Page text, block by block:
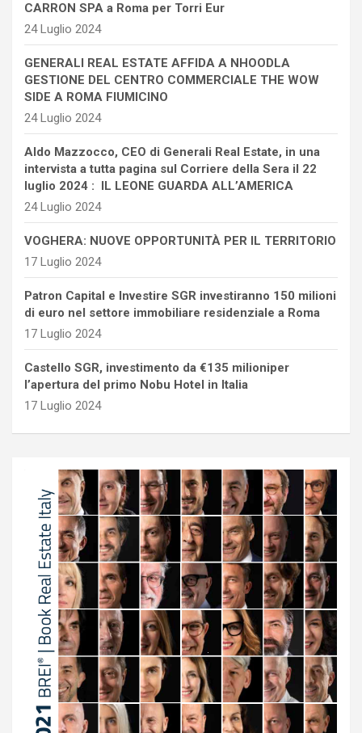
CARRON SPA a Roma per Torri Eur
24 Luglio 2024
GENERALI REAL ESTATE AFFIDA A NHOODLA
GESTIONE DEL CENTRO COMMERCIALE THE WOW
SIDE A ROMA FIUMICINO
24 Luglio 2024
Aldo Mazzocco, CEO di Generali Real Estate, in una
intervista a tutta pagina sul Corriere della Sera il 22
luglio 2024 : IL LEONE GUARDA ALL’AMERICA
24 Luglio 2024
VOGHERA: NUOVE OPPORTUNITÀ PER IL TERRITORIO
17 Luglio 2024
Patron Capital e Investire SGR investiranno 150 milioni
di euro nel settore immobiliare residenziale a Roma
17 Luglio 2024
Castello SGR, investimento da €135 milioniper
l’apertura del primo Nobu Hotel in Italia
17 Luglio 2024